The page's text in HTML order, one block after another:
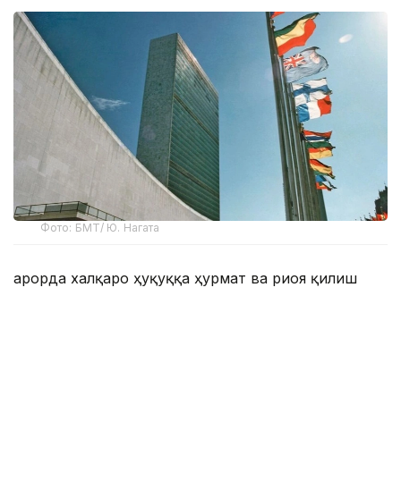
Фото: БМТ/ Ю. Нагата
Қарорда халқаро ҳуқуққа ҳурмат ва риоя қилиш